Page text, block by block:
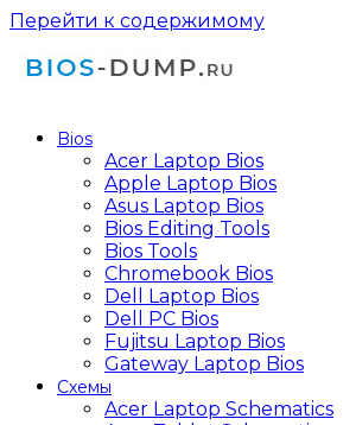
Перейти к содержимому
Bios
Acer Laptop Bios
Apple Laptop Bios
Asus Laptop Bios
Bios Editing Tools
Bios Tools
Chromebook Bios
Dell Laptop Bios
Dell PC Bios
Fujitsu Laptop Bios
Gateway Laptop Bios
Схемы
Acer Laptop Schematics